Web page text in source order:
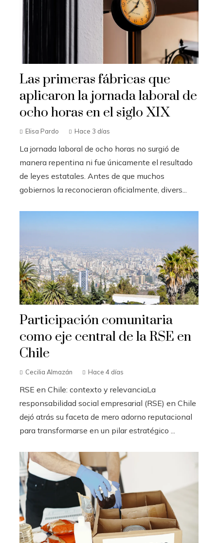
Las primeras fábricas que
aplicaron la jornada laboral de
ocho horas en el siglo XIX
Elisa Pardo Hace 3 días
La jornada laboral de ocho horas no surgió de
manera repentina ni fue únicamente el resultado
de leyes estatales. Antes de que muchos
gobiernos la reconocieran oficialmente, divers...
Participación comunitaria
como eje central de la RSE en
Chile
Cecilia Almazán Hace 4 días
RSE en Chile: contexto y relevanciaLa
responsabilidad social empresarial (RSE) en Chile
dejó atrás su faceta de mero adorno reputacional
para transformarse en un pilar estratégico ...